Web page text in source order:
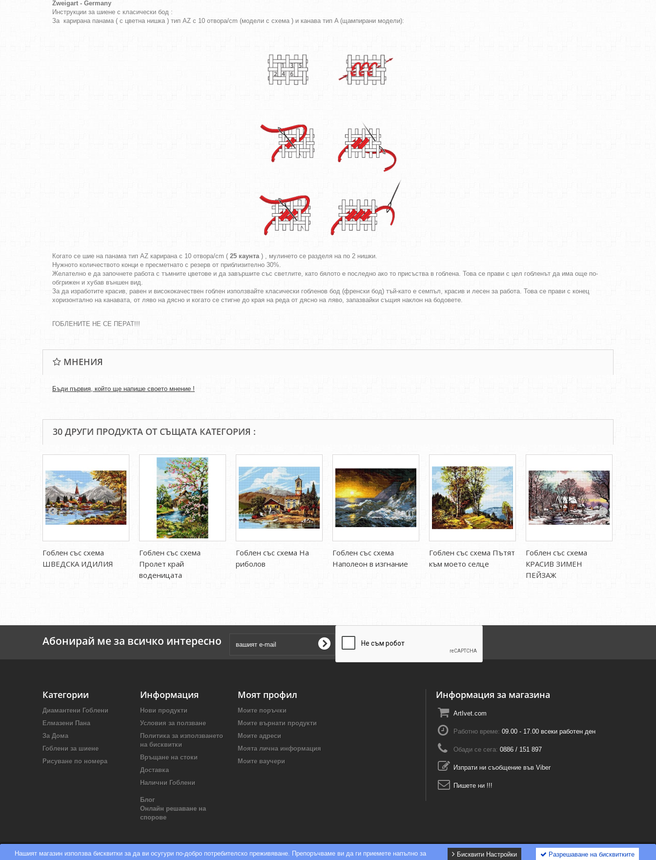
Нашият магазин използва бисквитки за да ви осугури по-добро потребителско преживяване. Препоръчваме ви да ги приемете напълно за
Разрешаване на бисквитките
Бисквити Настройки
Zweigart - Germany
Инструкции за шиене с класически бод :
За карирана панама ( с цветна нишка ) тип AZ с 10 отвора/cm (модели с схема ) и канава тип A (щампирани модели):
Когато се шие на панама тип AZ карирана с 10 отвора/cm ( 25 каунта) , мулинето се разделя на по 2 нишки.
Нужното количеството конци е пресметнато с резерв от приблизително 30%.
Желателно е да започнете работа с тъмните цветове и да завършите със светлите, като бялото е последно ако то присъства в гоблена. Това се прави с цел гобленът да има още по-
обгрижен и хубав външен вид.
За да изработите красив, равен и висококачествен гоблен използвайте класически гобленов бод (френски бод) тъй-като е семпъл, красив и лесен за работа. Това се прави с конец
хоризонтално на канавата, от ляво на дясно и когато се стигне до края на реда от дясно на ляво, запазвайки същия наклон на бодовете.
ГОБЛЕНИТЕ НЕ СЕ ПЕРАТ!!!
МНЕНИЯ
Бъди първия, който ще напише своето мнение !
30 ДРУГИ ПРОДУКТА ОТ СЪЩАТА КАТЕГОРИЯ :
Гоблен със схема
ШВЕДСКА ИДИЛИЯ
Гоблен със схема
Пролет край
воденицата
Гоблен със схема На
риболов
Гоблен със схема
Наполеон в изгнание
Гоблен със схема Пътят
към моето селце
Гоблен със схема
КРАСИВ ЗИМЕН
ПЕЙЗАЖ
Абонирай ме за всичко интересно
Категории
Диамантени Гоблени
Елмазени Пана
За Дома
Гоблени за шиене
Рисуване по номера
Информация
Нови продукти
Условия за ползване
Политика за използването
на бисквитки
Връщане на стоки
Доставка
Налични Гоблени
Блог
Онлайн решаване на
спорове
Моят профил
Моите поръчки
Моите върнати продукти
Моите адреси
Моята лична информация
Моите ваучери
Информация за магазина
ArtIvet.com
Работно време: 09.00 - 17.00 всеки работен ден
Обади се сега: 0886 / 151 897
Изпрати ни съобщение във Viber
Пишете ни !!!